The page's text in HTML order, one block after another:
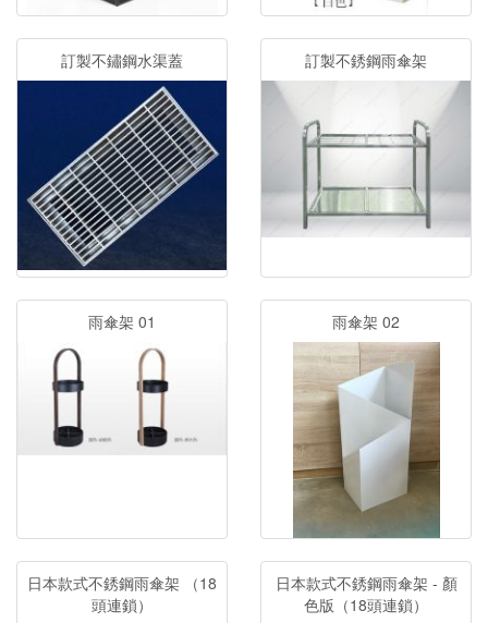
訂製不鏽鋼水渠蓋 訂製不銹鋼雨傘架
雨傘架 01 雨傘架 02
日本款式不銹鋼雨傘架 （18
頭連鎖）
日本款式不銹鋼雨傘架 - 顏
色版（18頭連鎖）